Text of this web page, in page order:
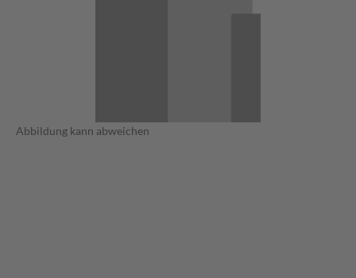
Abbildung kann abweichen